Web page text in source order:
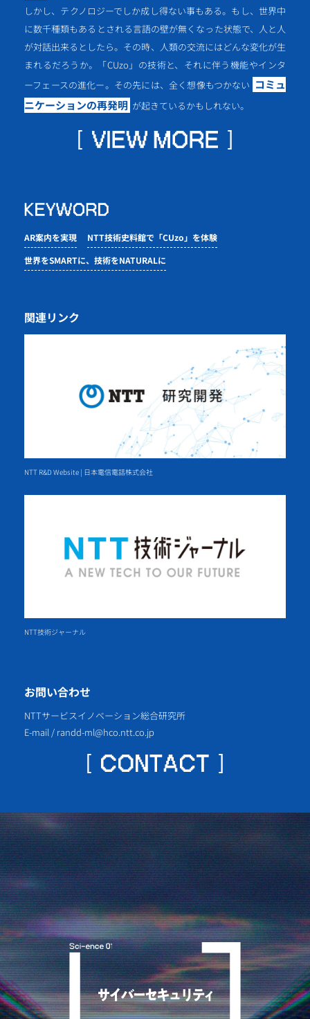
しかし、テクノロジーでしか成し得ない事もある。もし、世界中
に数千種類もあるとされる言語の壁が無くなった状態で、人と人
が対話出来るとしたら。その時、人類の交流にはどんな変化が生
まれるだろうか。「CUzo」の技術と、それに伴う機能やインタ
ーフェースの進化ー。その先には、全く想像もつかない コミュ
ニケーションの再発明 が起きているかもしれない。
AR案内を実現
NTT技術史料館で「CUzo」を体験
世界をSMARTに、技術をNATURALに
関連リンク
NTT R&D Website | 日本電信電話株式会社
NTT技術ジャーナル
お問い合わせ
NTTサービスイノベーション総合研究所
E-mail / randd-ml@hco.ntt.co.jp